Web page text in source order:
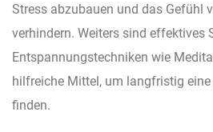
Stress abzubauen und das Gefühl
verhindern. Weiters sind effektives
Entspannungstechniken wie
hilfreiche Mittel, um langfristig
finden.